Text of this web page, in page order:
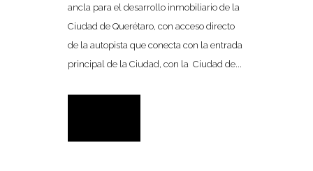
ancla para el desarrollo inmobiliario de la
Ciudad de Querétaro, con acceso directo
de la autopista que conecta con la entrada
principal de la Ciudad, con la Ciudad de...